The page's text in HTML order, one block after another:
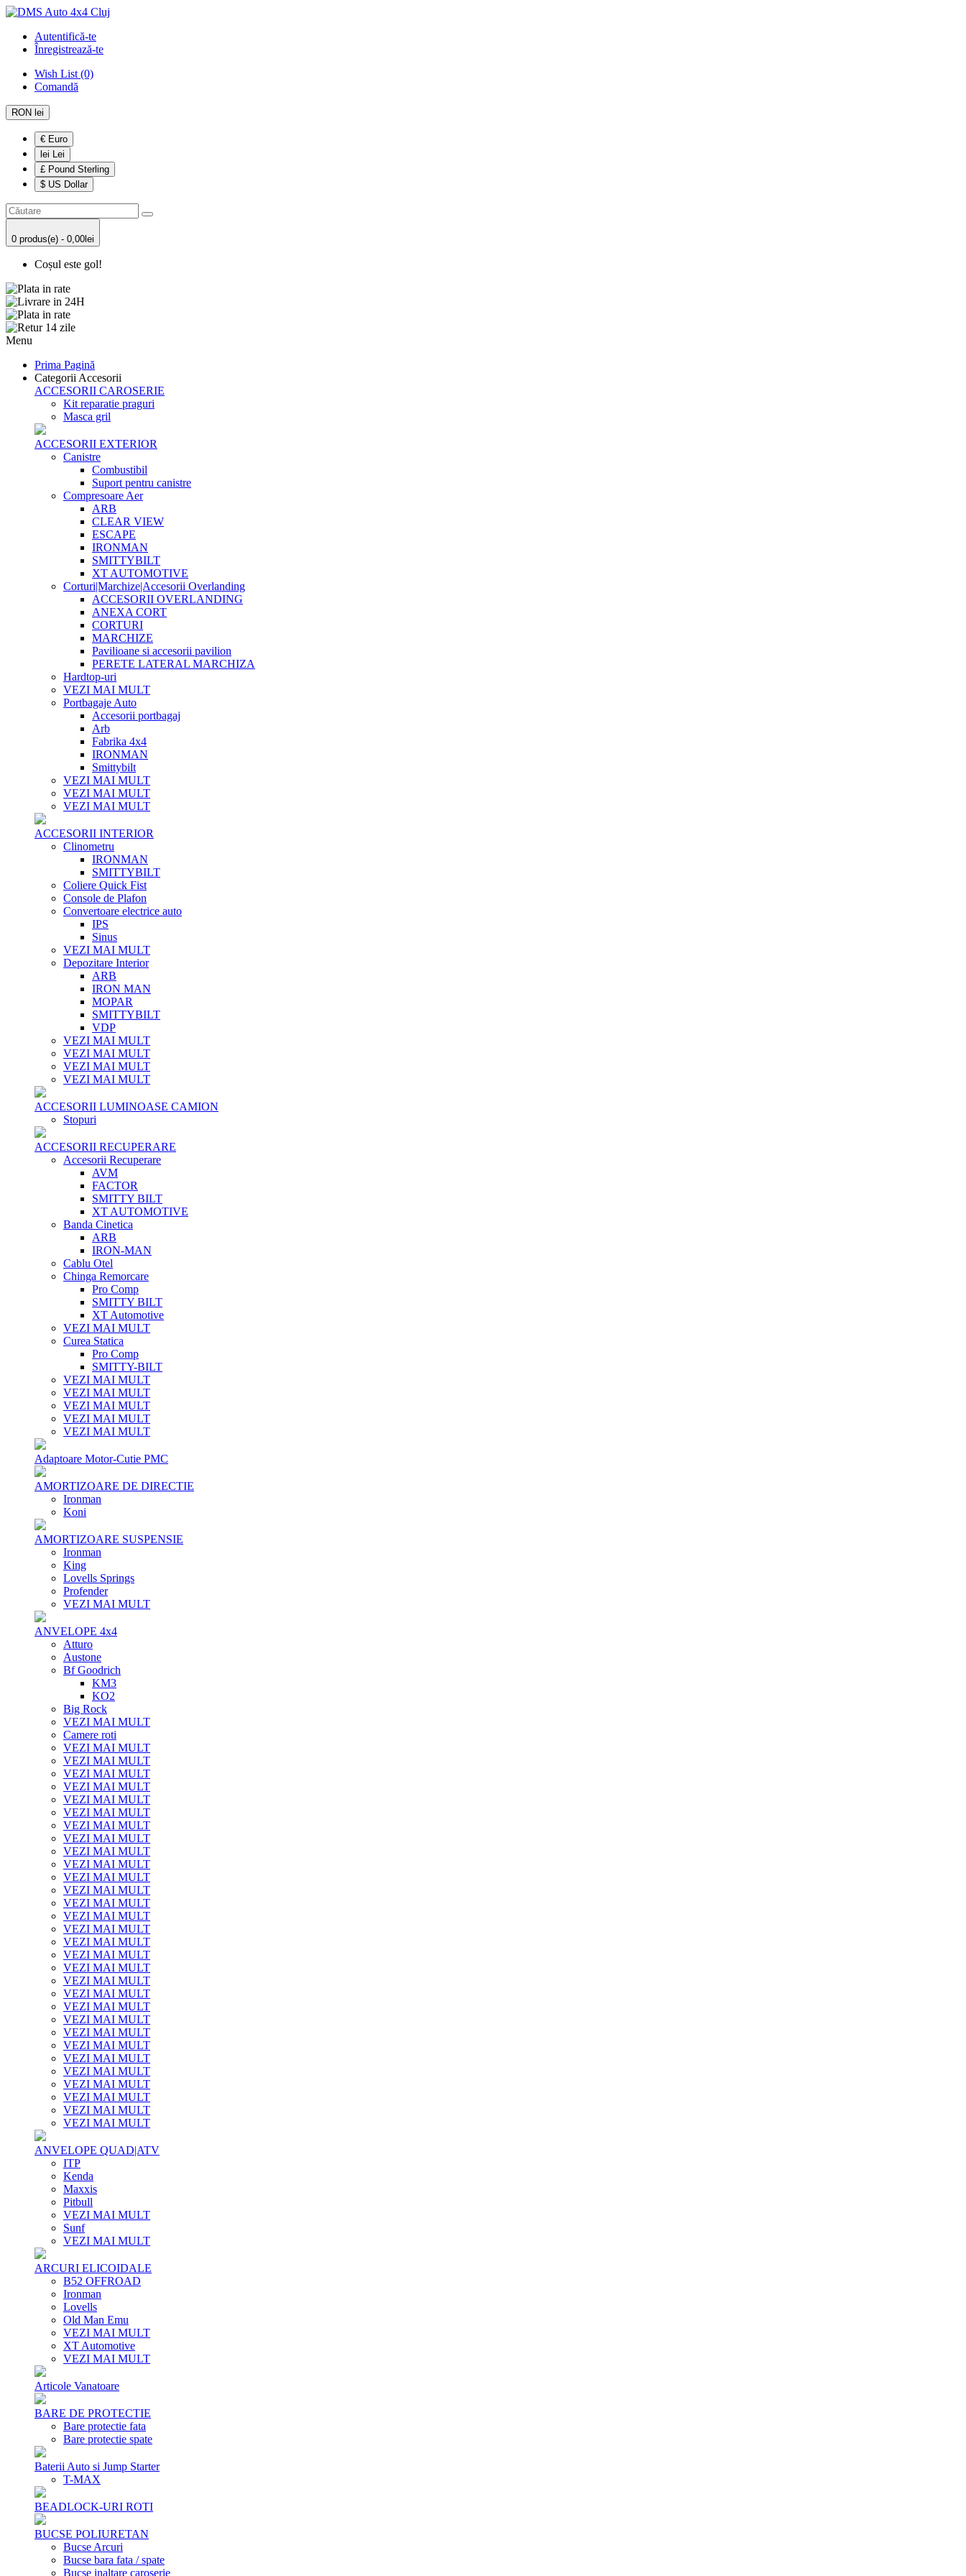
Autentifică-te
Înregistrează-te
Wish List (0)
Comandă
RON lei
€ Euro
lei Lei
£ Pound Sterling
$ US Dollar
0 produs(e) - 0,00lei
Coșul este gol!
Menu
Prima Pagină
Categorii Accesorii
ACCESORII CAROSERIE
Kit reparatie praguri
Masca gril
ACCESORII EXTERIOR
Canistre
Combustibil
Suport pentru canistre
Compresoare Aer
ARB
CLEAR VIEW
ESCAPE
IRONMAN
SMITTYBILT
XT AUTOMOTIVE
Corturi|Marchize|Accesorii Overlanding
ACCESORII OVERLANDING
ANEXA CORT
CORTURI
MARCHIZE
Pavilioane si accesorii pavilion
PERETE LATERAL MARCHIZA
Hardtop-uri
VEZI MAI MULT
Portbagaje Auto
Accesorii portbagaj
Arb
Fabrika 4x4
IRONMAN
Smittybilt
VEZI MAI MULT
VEZI MAI MULT
VEZI MAI MULT
ACCESORII INTERIOR
Clinometru
IRONMAN
SMITTYBILT
Coliere Quick Fist
Console de Plafon
Convertoare electrice auto
IPS
Sinus
VEZI MAI MULT
Depozitare Interior
ARB
IRON MAN
MOPAR
SMITTYBILT
VDP
VEZI MAI MULT
VEZI MAI MULT
VEZI MAI MULT
VEZI MAI MULT
ACCESORII LUMINOASE CAMION
Stopuri
ACCESORII RECUPERARE
Accesorii Recuperare
AVM
FACTOR
SMITTY BILT
XT AUTOMOTIVE
Banda Cinetica
ARB
IRON-MAN
Cablu Otel
Chinga Remorcare
Pro Comp
SMITTY BILT
XT Automotive
VEZI MAI MULT
Curea Statica
Pro Comp
SMITTY-BILT
VEZI MAI MULT
VEZI MAI MULT
VEZI MAI MULT
VEZI MAI MULT
VEZI MAI MULT
Adaptoare Motor-Cutie PMC
AMORTIZOARE DE DIRECTIE
Ironman
Koni
AMORTIZOARE SUSPENSIE
Ironman
King
Lovells Springs
Profender
VEZI MAI MULT
ANVELOPE 4x4
Atturo
Austone
Bf Goodrich
KM3
KO2
Big Rock
VEZI MAI MULT
Camere roti
VEZI MAI MULT
VEZI MAI MULT
VEZI MAI MULT
VEZI MAI MULT
VEZI MAI MULT
VEZI MAI MULT
VEZI MAI MULT
VEZI MAI MULT
VEZI MAI MULT
VEZI MAI MULT
VEZI MAI MULT
VEZI MAI MULT
VEZI MAI MULT
VEZI MAI MULT
VEZI MAI MULT
VEZI MAI MULT
VEZI MAI MULT
VEZI MAI MULT
VEZI MAI MULT
VEZI MAI MULT
VEZI MAI MULT
VEZI MAI MULT
VEZI MAI MULT
VEZI MAI MULT
VEZI MAI MULT
VEZI MAI MULT
VEZI MAI MULT
VEZI MAI MULT
VEZI MAI MULT
VEZI MAI MULT
ANVELOPE QUAD|ATV
ITP
Kenda
Maxxis
Pitbull
VEZI MAI MULT
Sunf
VEZI MAI MULT
ARCURI ELICOIDALE
B52 OFFROAD
Ironman
Lovells
Old Man Emu
VEZI MAI MULT
XT Automotive
VEZI MAI MULT
Articole Vanatoare
BARE DE PROTECTIE
Bare protectie fata
Bare protectie spate
Baterii Auto si Jump Starter
T-MAX
BEADLOCK-URI ROTI
BUCSE POLIURETAN
Bucse Arcuri
Bucse bara fata / spate
Bucse inaltare caroserie